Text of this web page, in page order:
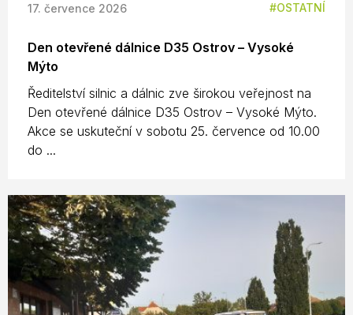
17. července 2026 OSTATNÍ
Den otevřené dálnice D35 Ostrov – Vysoké
Mýto
Ředitelství silnic a dálnic zve širokou veřejnost na
Den otevřené dálnice D35 Ostrov – Vysoké Mýto.
Akce se uskuteční v sobotu 25. července od 10.00
do ...